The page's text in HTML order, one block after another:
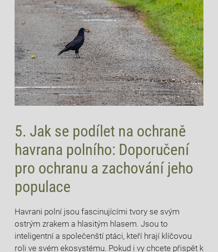
5. Jak se podílet na ochraně
havrana polního: Doporučení
pro ochranu a zachování jeho
populace
Havrani polní jsou fascinujícími tvory se svým
ostrým zrakem a hlasitým hlasem. Jsou to
inteligentní a společenští ptáci, kteří hrají klíčovou
roli ve svém ekosystému. Pokud i vy chcete přispět k